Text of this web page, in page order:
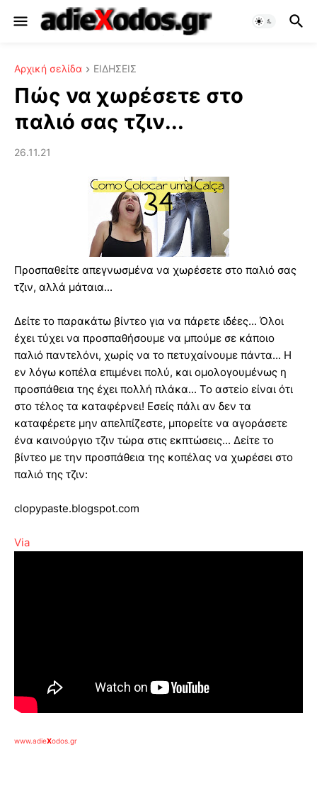
Αρχική σελίδα ΕΙΔΗΣΕΙΣ
Πώς να χωρέσετε στο
παλιό σας τζιν...
26.11.21
Προσπαθείτε απεγνωσμένα να χωρέσετε στο παλιό σας
τζιν, αλλά μάταια...
Δείτε το παρακάτω βίντεο για να πάρετε ιδέες... Όλοι
έχει τύχει να προσπαθήσουμε να μπούμε σε κάποιο
παλιό παντελόνι, χωρίς να το πετυχαίνουμε πάντα... Η
εν λόγω κοπέλα επιμένει πολύ, και ομολογουμένως η
προσπάθεια της έχει πολλή πλάκα... Το αστείο είναι ότι
στο τέλος τα καταφέρνει! Εσείς πάλι αν δεν τα
καταφέρετε μην απελπίζεστε, μπορείτε να αγοράσετε
ένα καινούργιο τζιν τώρα στις εκπτώσεις... Δείτε το
βίντεο με την προσπάθεια της κοπέλας να χωρέσει στο
παλιό της τζιν:
clopypaste.blogspot.com
Via
www.adieXodos.gr